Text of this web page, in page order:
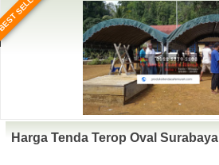
SELLER
Harga Tenda Terop Oval Surabaya